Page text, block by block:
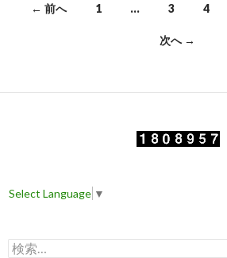
ナ
シ
← 前へ 1 … 3 4
次へ →
Select Language ▼
検